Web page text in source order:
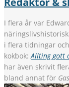
I flera år var
i flera tidningar
kokbok:Allting gott
har även skrivit
bland annat för